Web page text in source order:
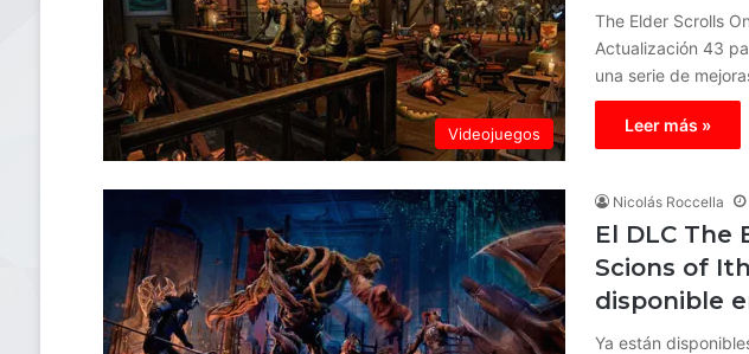
Videojuegos
The Elder Scrolls
Actualización 43
una serie de
Leer más »
Nicolás Roccella
El DLC The
Scions of
disponible
Ya están